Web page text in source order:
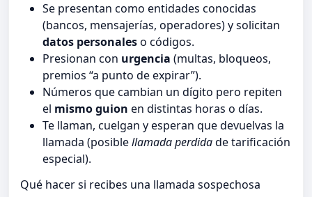
Se presentan como entidades conocidas
(bancos, mensajerías, operadores) y solicitan
datos personaleso códigos.
Presionan con urgencia (multas, bloqueos,
premios “a punto de expirar”).
Números que cambian un dígito pero repiten
el mismo guion en distintas horas o días.
Te llaman, cuelgan y esperan que devuelvas la
llamada (posiblellamada perdidade tarificación
especial).
Qué hacer si recibes una llamada sospechosa